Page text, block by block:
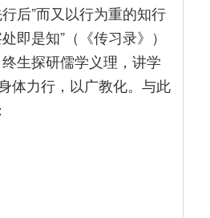
后”而又以行为重的知行
即是知”（《传习录》）
生探研儒学义理，讲学
体力行，以广教化。与此